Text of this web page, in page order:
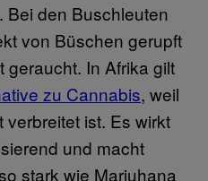
Bei den Buschleuten
von Büschen gerupft
geraucht. In Afrika gilt
zu Cannabis, weil
ist. Es wirkt
und macht
stark wie Mariuhana